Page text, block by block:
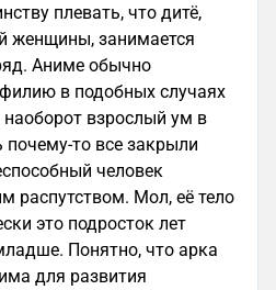
плевать, что дитё,
женщины, занимается
Аниме обычно
в подобных случаях
взрослый ум в
почему-то все закрыли
человек
распутством. Мол, её тело
это подросток лет
Понятно, что арка
для развития